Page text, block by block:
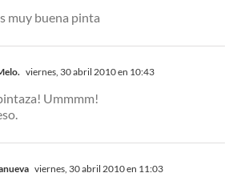
muy buena pinta
viernes, 30 abril 2010 en 10:43
Ummmm!
viernes, 30 abril 2010 en 11:03